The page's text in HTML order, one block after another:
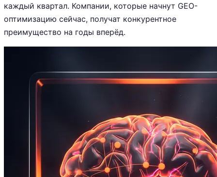
каждый квартал. Компании, которые начнут GEO-
оптимизацию сейчас, получат конкурентное
преимущество на годы вперёд.